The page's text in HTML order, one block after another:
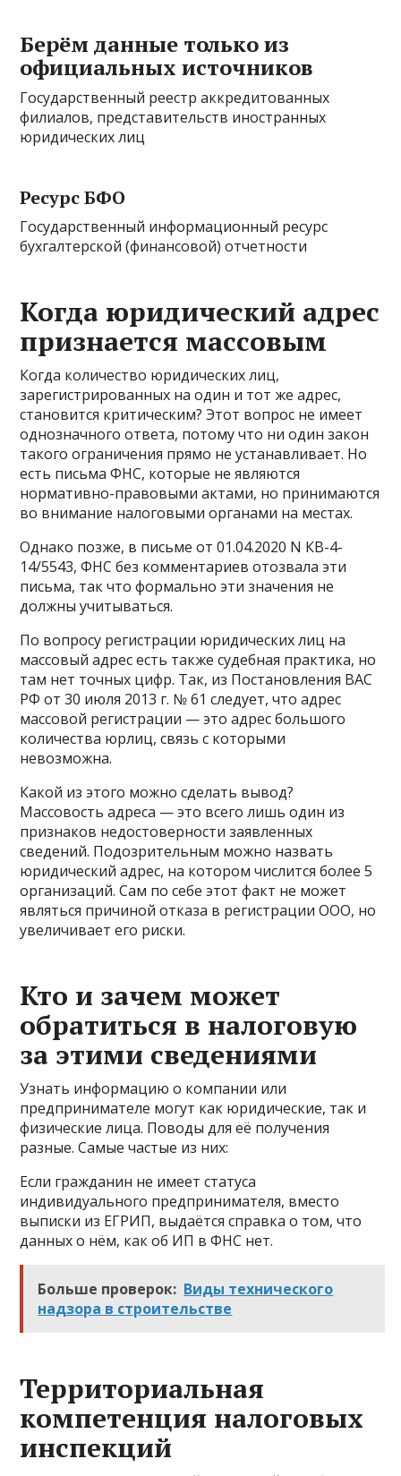
Берём данные только из
официальных источников
Государственный реестр аккредитованных
филиалов, представительств иностранных
юридических лиц
Ресурс БФО
Государственный информационный ресурс
бухгалтерской (финансовой) отчетности
Когда юридический адрес
признается массовым
Когда количество юридических лиц,
зарегистрированных на один и тот же адрес,
становится критическим? Этот вопрос не имеет
однозначного ответа, потому что ни один закон
такого ограничения прямо не устанавливает. Но
есть письма ФНС, которые не являются
нормативно-правовыми актами, но принимаются
во внимание налоговыми органами на местах.
Однако позже, в письме от 01.04.2020 N КВ-4-
14/5543, ФНС без комментариев отозвала эти
письма, так что формально эти значения не
должны учитываться.
По вопросу регистрации юридических лиц на
массовый адрес есть также судебная практика, но
там нет точных цифр. Так, из Постановления ВАС
РФ от 30 июля 2013 г. № 61 следует, что адрес
массовой регистрации — это адрес большого
количества юрлиц, связь с которыми
невозможна.
Какой из этого можно сделать вывод?
Массовость адреса — это всего лишь один из
признаков недостоверности заявленных
сведений. Подозрительным можно назвать
юридический адрес, на котором числится более 5
организаций. Сам по себе этот факт не может
являться причиной отказа в регистрации ООО, но
увеличивает его риски.
Кто и зачем может
обратиться в налоговую
за этими сведениями
Узнать информацию о компании или
предпринимателе могут как юридические, так и
физические лица. Поводы для её получения
разные. Самые частые из них:
Если гражданин не имеет статуса
индивидуального предпринимателя, вместо
выписки из ЕГРИП, выдаётся справка о том, что
данных о нём, как об ИП в ФНС нет.
Больше проверок: Виды технического
надзора в строительстве
Территориальная
компетенция налоговых
инспекций